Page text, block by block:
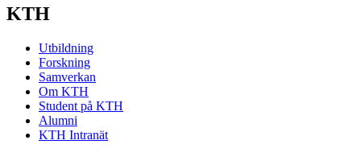
KTH
Utbildning
Forskning
Samverkan
Om KTH
Student på KTH
Alumni
KTH Intranät